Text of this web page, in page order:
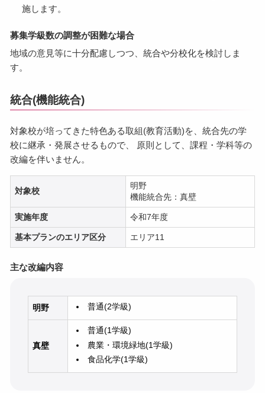
施します。
募集学級数の調整が困難な場合
地域の意見等に十分配慮しつつ、統合や分校化を検討しま
す。
統合(機能統合)
対象校が培ってきた特色ある取組(教育活動)を、統合先の学
校に継承・発展させるもので、 原則として、課程・学科等の
改編を伴いません。
対象校
明野
機能統合先：真壁
実施年度 令和7年度
基本プランのエリア区分 エリア11
主な改編内容
明野 普通(2学級)
真壁
普通(1学級)
農業・環境緑地(1学級)
食品化学(1学級)